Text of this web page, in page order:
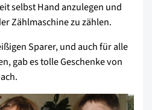
selbst Hand anzulegen und
Zählmaschine zu zählen.
Sparer, und auch für alle
gab es tolle Geschenke von